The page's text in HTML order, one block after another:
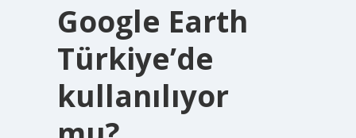
Google Earth
Türkiye’de
kullanılıyor